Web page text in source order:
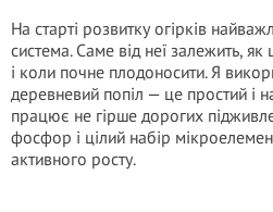
На старті розвитку огірків
система. Саме від неї залежить,
і коли почне плодоносити. Я
деревневий попіл — це простий і
працює не гірше дорогих
фосфор і цілий набір
активного росту.